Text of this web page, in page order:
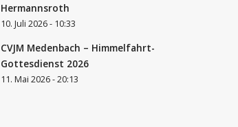
Hermannsroth
10. Juli 2026 - 10:33
CVJM Medenbach – Himmelfahrt-
Gottesdienst 2026
11. Mai 2026 - 20:13